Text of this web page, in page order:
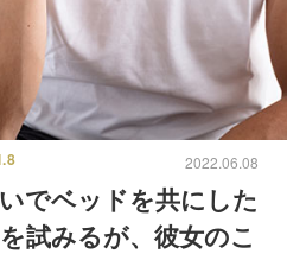
2022.06.08
でベッドを共にした
試みるが、彼女のこ